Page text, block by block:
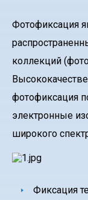
Фотофиксация
коллекций
фотофиксация
электронные
широкого
Фиксация